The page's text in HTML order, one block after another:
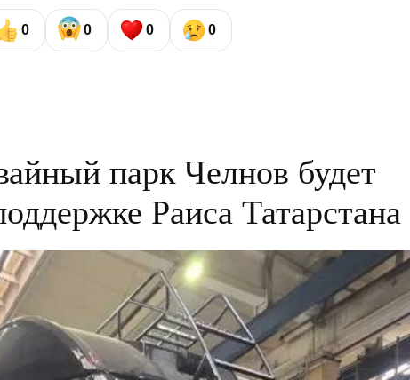
0 0 0 0
парк Челнов будет
Раиса Татарстана